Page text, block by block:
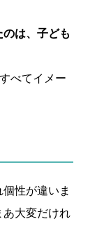
は、子ども
べてイメー
性が違いま
あ大変だけれ